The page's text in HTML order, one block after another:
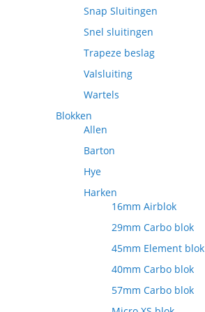
Snap Sluitingen
Snel sluitingen
Trapeze beslag
Valsluiting
Wartels
Blokken
Allen
Barton
Hye
Harken
16mm Airblok
29mm Carbo blok
45mm Element blok
40mm Carbo blok
57mm Carbo blok